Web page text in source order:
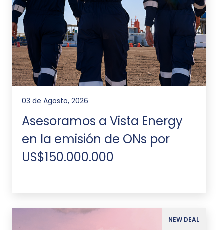
03 de Agosto, 2026
Asesoramos a Vista Energy
en la emisión de ONs por
US$150.000.000
NEW DEAL